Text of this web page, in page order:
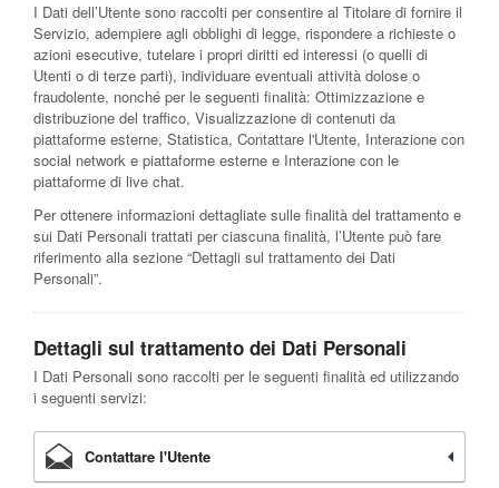
I Dati dell’Utente sono raccolti per consentire al Titolare di fornire il
Servizio, adempiere agli obblighi di legge, rispondere a richieste o
azioni esecutive, tutelare i propri diritti ed interessi (o quelli di
Utenti o di terze parti), individuare eventuali attività dolose o
fraudolente, nonché per le seguenti finalità: Ottimizzazione e
distribuzione del traffico, Visualizzazione di contenuti da
piattaforme esterne, Statistica, Contattare l'Utente, Interazione con
social network e piattaforme esterne e Interazione con le
piattaforme di live chat.
Per ottenere informazioni dettagliate sulle finalità del trattamento e
sui Dati Personali trattati per ciascuna finalità, l’Utente può fare
riferimento alla sezione “Dettagli sul trattamento dei Dati
Personali”.
Dettagli sul trattamento dei Dati Personali
I Dati Personali sono raccolti per le seguenti finalità ed utilizzando
i seguenti servizi:
Contattare l'Utente